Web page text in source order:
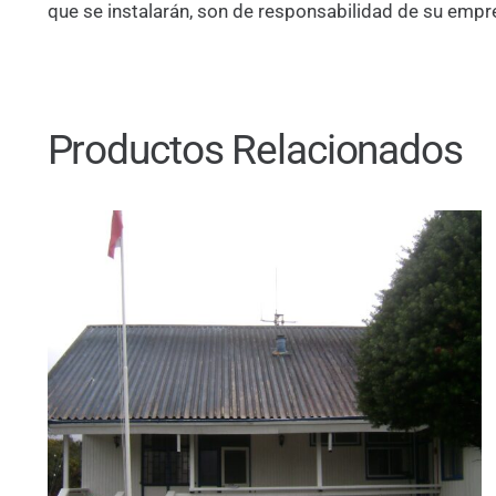
que se instalarán, son de responsabilidad de su
Productos Relacionados